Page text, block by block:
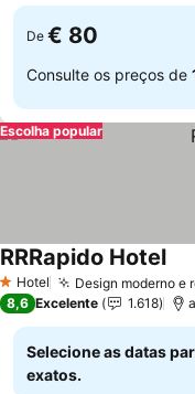
De € 80
Consulte os preços de
Escolha popular
1 Estrelas
Hotel Design moderno e
RRRapido Hotel
8,6 Excelente 1.618
Selecione as datas
exatos.